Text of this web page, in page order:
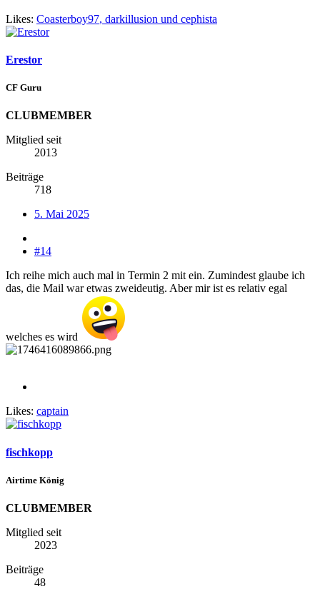
Likes: Coasterboy97, darkillusion und cephista
Erestor
CF Guru
CLUBMEMBER
Mitglied seit
2013
Beiträge
718
5. Mai 2025
#14
Ich reihe mich auch mal in Termin 2 mit ein. Zumindest glaube ich
das, die Mail war etwas zweideutig. Aber mir ist es relativ egal
welches es wird
Likes: captain
fischkopp
Airtime König
CLUBMEMBER
Mitglied seit
2023
Beiträge
48